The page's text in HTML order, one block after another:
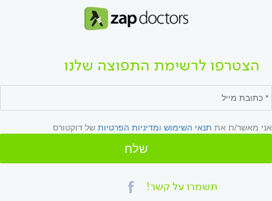
הצטרפו לרשימת התפוצה שלנו
אני מאשר/ת את תנאי השימוש ומדיניות הפרטיות של דוקטורס
שלח
תשמרו על קשר!